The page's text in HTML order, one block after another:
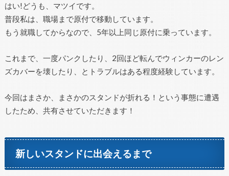
はい!どうも、マツイです。
普段私は、職場まで原付で移動しています。
もう就職してからなので、5年以上同じ原付に乗っています。
これまで、一度パンクしたり、2回ほど転んでウィンカーのレン
ズカバーを壊したり、とトラブルはある程度経験しています。
今回はまさか、まさかのスタンドが折れる！という事態に遭遇
したため、共有させていただきます！
新しいスタンドに出会えるまで